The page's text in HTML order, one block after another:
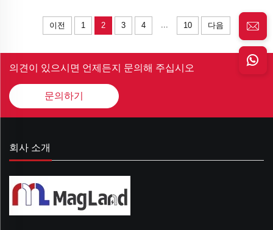
이전 1 2 3 4 ... 10 다음
의견이 있으시면 언제든지 문의해 주십시오
문의하기
회사 소개